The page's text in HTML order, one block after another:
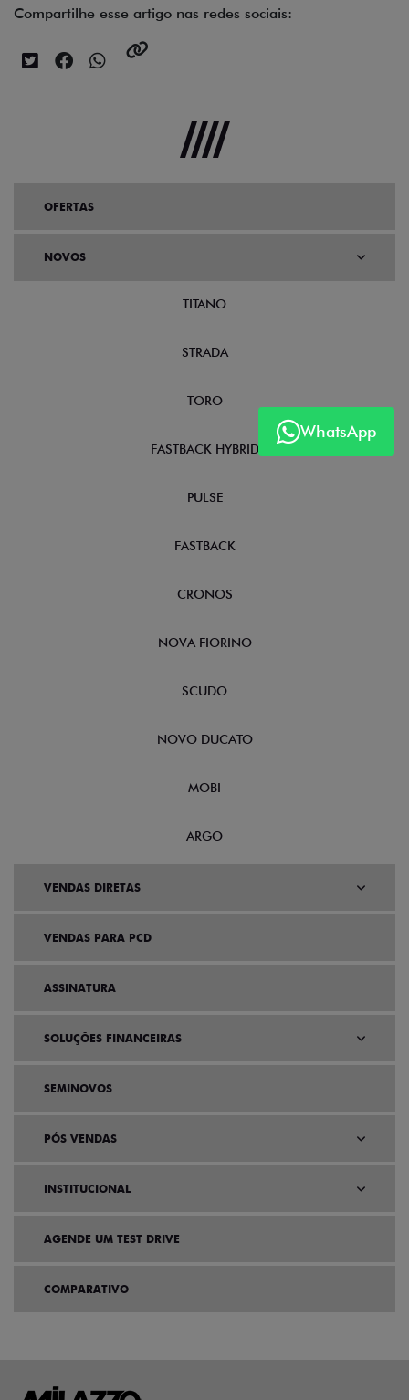
Compartilhe esse artigo nas redes sociais:
WhatsApp
OFERTAS
NOVOS
TITANO
STRADA
TORO
FASTBACK HYBRID
PULSE
FASTBACK
CRONOS
NOVA FIORINO
SCUDO
NOVO DUCATO
MOBI
ARGO
VENDAS DIRETAS
VENDAS PARA PCD
ASSINATURA
SOLUÇÕES FINANCEIRAS
SEMINOVOS
PÓS VENDAS
INSTITUCIONAL
AGENDE UM TEST DRIVE
COMPARATIVO